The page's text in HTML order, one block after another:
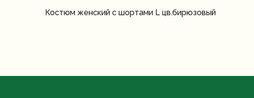
Костюм женский с шортами L цв.бирюзовый